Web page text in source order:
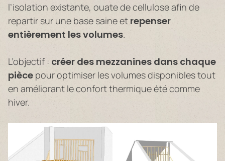
l’isolation existante, ouate de cellulose afin de
repartir sur une base saine et repenser
entièrement les volumes.
L’objectif : créer des mezzanines dans chaque
pièce pour optimiser les volumes disponibles tout
en améliorant le confort thermique été comme
hiver.